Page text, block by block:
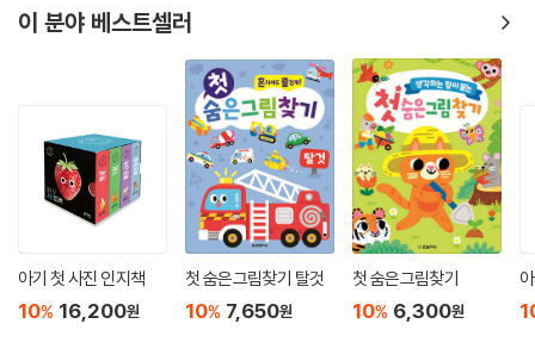
이 분야 베스트셀러
아기 첫 사진 인지책
10% 16,200원
첫 숨은그림찾기 탈것
10% 7,650원
첫 숨은그림찾기
10% 6,300원